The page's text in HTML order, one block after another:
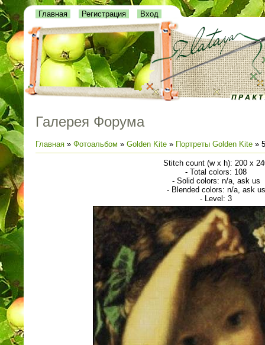
Главная Регистрация Вход
Галерея Форума
Главная » Фотоальбом » Golden Kite » Портреты Golden Kite »
Stitch count (w x h): 200 x
- Total colors: 108
- Solid colors: n/a, ask us
- Blended colors: n/a, ask us
- Level: 3